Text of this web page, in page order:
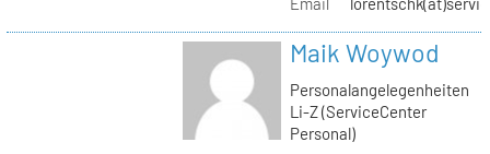
Maik Woywod
Personalangelegenheiten
Li-Z (ServiceCenter
Personal)